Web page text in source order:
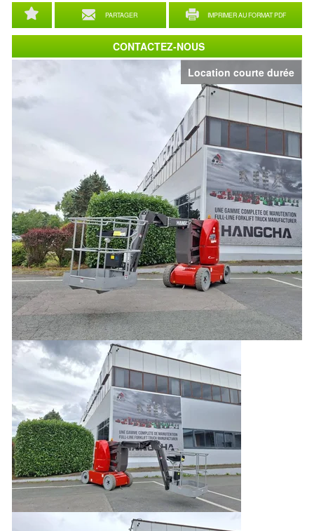
Location courte durée
PARTAGER IMPRIMER AU FORMAT PDF
CONTACTEZ-NOUS